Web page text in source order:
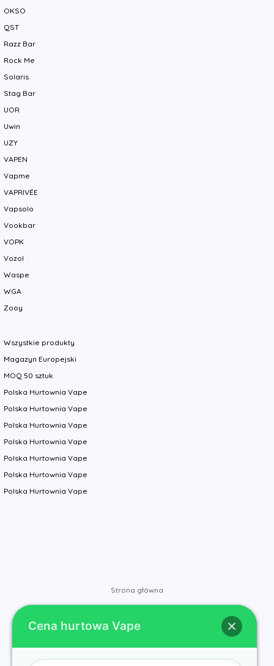
OKSO
QST
Razz Bar
Rock Me
Solaris
Stag Bar
UOR
Uwin
UZY
VAPEN
Vapme
VAPRIVÉE
Vapsolo
Vookbar
VOPK
Vozol
Waspe
WGA
Zooy
Wszystkie produkty
Magazyn Europejski
MOQ 50 sztuk
Polska Hurtownia Vape
Polska Hurtownia Vape
Polska Hurtownia Vape
Polska Hurtownia Vape
Polska Hurtownia Vape
Polska Hurtownia Vape
Polska Hurtownia Vape
Strona główna
Marki
Kontakt
Cena hurtowa Vape